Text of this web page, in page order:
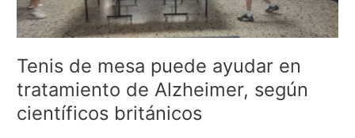
Tenis de mesa puede ayudar en
tratamiento de Alzheimer, según
científicos británicos
de
Alzheimer,
científicos
británicos